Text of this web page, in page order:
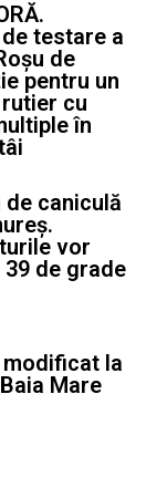
testare a
de
pentru un
cu
în
de caniculă
vor
39 de grade
la
Mare